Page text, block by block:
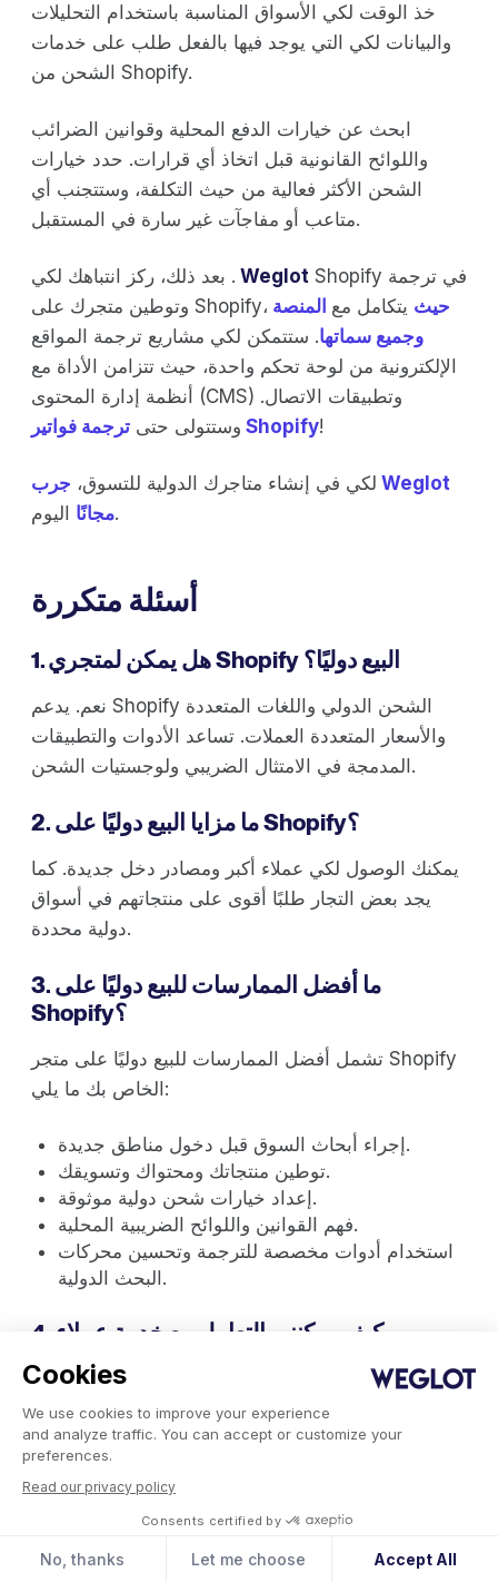
Cookies
We use cookies to improve your experience
and analyze traffic. You can accept or customize your
preferences.
Read our privacy policy
Consents certified by
No, thanks Let me choose Accept All
خذ الوقت لكي الأسواق المناسبة باستخدام التحليلات
والبيانات لكي التي يوجد فيها بالفعل طلب على خدمات
الشحن من Shopify.
ابحث عن خيارات الدفع المحلية وقوانين الضرائب
واللوائح القانونية قبل اتخاذ أي قرارات. حدد خيارات
الشحن الأكثر فعالية من حيث التكلفة، وستتجنب أي
متاعب أو مفاجآت غير سارة في المستقبل.
بعد ذلك، ركز انتباهك لكي . Weglot Shopify في ترجمة
وتوطين متجرك على Shopify،
حيث يتكامل مع المنصة
وجميع سماتها. ستتمكن لكي مشاريع ترجمة المواقع
الإلكترونية من لوحة تحكم واحدة، حيث تتزامن الأداة مع
أنظمة إدارة المحتوى (CMS) وتطبيقات الاتصال.
وستتولى حتى ترجمة فواتير Shopify!
لكي في إنشاء متاجرك الدولية للتسوق، جرب Weglot
مجانًااليوم.
أسئلة متكررة
1. هل يمكن لمتجري Shopify البيع دوليًا؟
نعم. يدعم Shopify الشحن الدولي واللغات المتعددة
والأسعار المتعددة العملات. تساعد الأدوات والتطبيقات
المدمجة في الامتثال الضريبي ولوجستيات الشحن.
2. ما مزايا البيع دوليًا على Shopify؟
يمكنك الوصول لكي عملاء أكبر ومصادر دخل جديدة. كما
يجد بعض التجار طلبًا أقوى على منتجاتهم في أسواق
دولية محددة.
3. ما أفضل الممارسات للبيع دوليًا على
Shopify؟
تشمل أفضل الممارسات للبيع دوليًا على متجر Shopify
الخاص بك ما يلي:
إجراء أبحاث السوق قبل دخول مناطق جديدة.
توطين منتجاتك ومحتواك وتسويقك.
إعداد خيارات شحن دولية موثوقة.
فهم القوانين واللوائح الضريبية المحلية.
استخدام أدوات مخصصة للترجمة وتحسين محركات
البحث الدولية.
4. كيف يمكنني التعامل مع خدمة عملاء
استخدم حل ترجمة مخصصًا مثل Weglot لكي المحتوى
متعدد اللغات في متجرك على Shopify. يقوم Weglot
بترجمة موقعك Weglot في الوقت الفعلي، ثم يتيح لك
تحسين الصياغة، وتطبيق مصطلحات العلامة التجارية،